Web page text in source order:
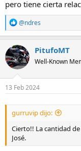
pero tiene cierta
R
e
a
c
t
i
o
n
s
@ndres
PitufoMT
Well-Known
13 Feb 2024
gurruvip dijo:
Cierto!! La cantidad
José.